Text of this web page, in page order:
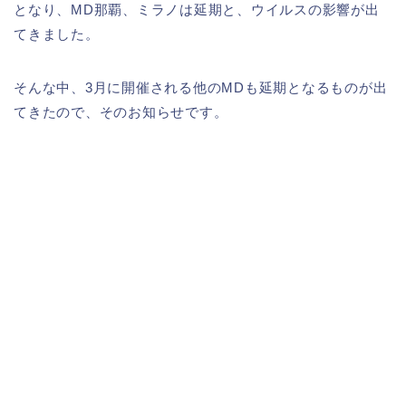
となり、MD那覇、ミラノは延期と、ウイルスの影響が出
てきました。
そんな中、3月に開催される他のMDも延期となるものが出
てきたので、そのお知らせです。